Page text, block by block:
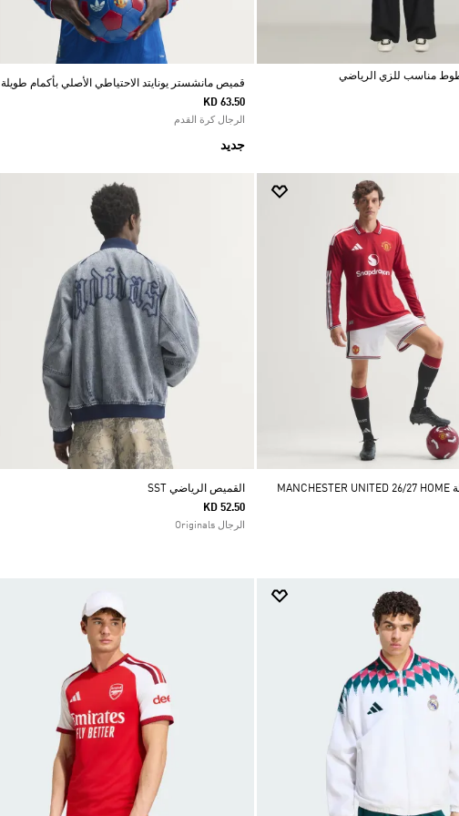
قميص مانشستر يونايتد الاحتياطي الأصلي بأكمام طويلة 26/27
KD 63.50
الرجال كرة القدم
جديد
قميص بأكمام طويلة MANCHESTER UNITED 26/27 HOME
القميص الرياضي SST
KD 52.50
الرجال Originals